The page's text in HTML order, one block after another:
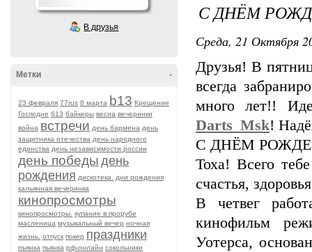
В друзья
-
Метки
23 февраля 77rus 8 марта b13 Крещение
Господне б13 байкеры весна вечеринки
война встречи день бармена день
защитника отечества день народного
единства день независимости россии
день победы день
рождения дискотека.
дни рождения
кальянная вечеринка
кинопросмотры
кинопросмотры. купание в прорубе
масленица музыкальный вечер ночная
жизнь. отпуск покер праздники
пъянка пьянка рф-онлайн сокольники
С ДНЁМ
Среда, 21 Октября
Друзья! В
всегда
много лет!!
Darts_Msk!
С ДНЁМ
Тоха! Всего
счастья,
В четвег
кинофильм
Уотерса,